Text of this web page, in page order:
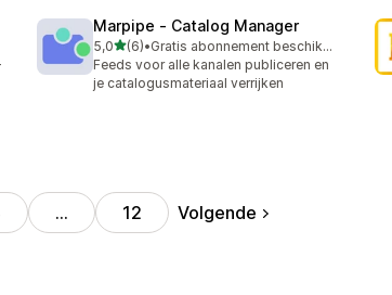
Marpipe ‑ Catalog Manager
5,0van 5 sterren
(6)
6 recensies in totaal
•
Gratis abonnement beschikbaar
Feeds voor alle kanalen publiceren en
je catalogusmateriaal verrijken
… 12 Volgende